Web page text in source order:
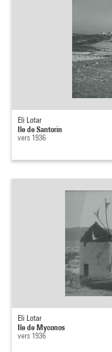
Eli Lotar
Ile de Santorin
vers 1936
Eli Lotar
Ile de Myconos
vers 1936